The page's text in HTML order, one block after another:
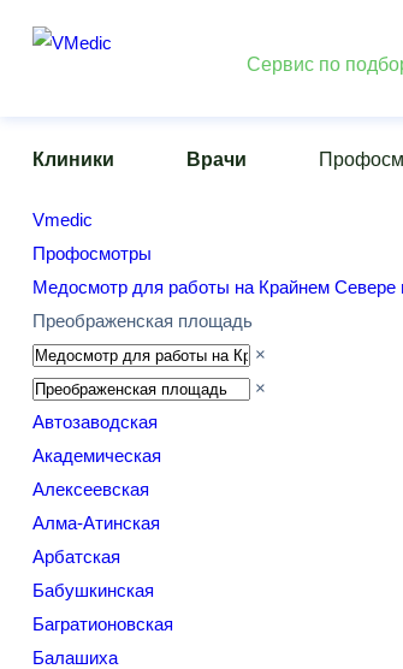
Сервис по
Клиники Врачи
Vmedic
Профосмотры
Медосмотр для работы на Крайнем Севере
Преображенская площадь
×
×
Автозаводская
Академическая
Алексеевская
Алма-Атинская
Арбатская
Бабушкинская
Багратионовская
Балашиха